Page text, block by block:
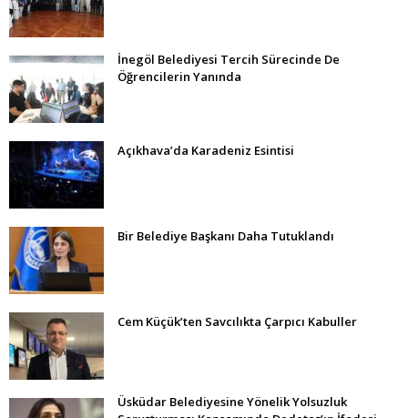
İnegöl Belediyesi Tercih Sürecinde De
Öğrencilerin Yanında
Açıkhava’da Karadeniz Esintisi
Bir Belediye Başkanı Daha Tutuklandı
Cem Küçük’ten Savcılıkta Çarpıcı Kabuller
Üsküdar Belediyesine Yönelik Yolsuzluk